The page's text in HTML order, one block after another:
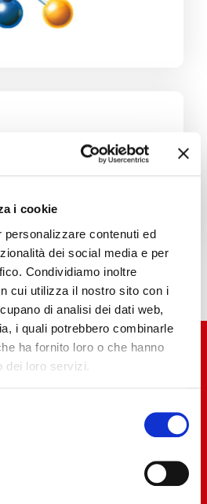
i cookie
contenuti ed
dei social media e per
Condividiamo inoltre
cui utilizza il nostro sito con i
di analisi dei dati web,
i quali potrebbero combinarle
ha fornito loro o che hanno
dei loro servizi.